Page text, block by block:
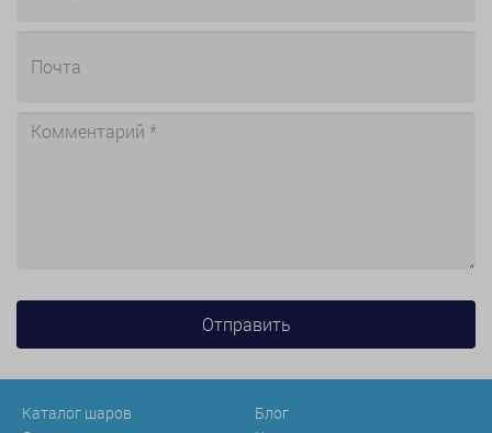
Каталог шаров
Блог